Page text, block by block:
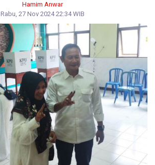
Hamim Anwar
Rabu, 27 Nov 2024 22:34 WIB